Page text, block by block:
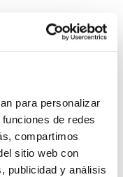
para personalizar
de redes
compartimos
sitio web con
publicidad y análisis